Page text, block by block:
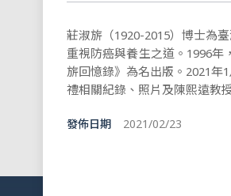
莊淑旂（1920-2015）博士為
重視防癌與養生之道。1996
旂回憶錄》為名出版。2021年
禮相關紀錄、照片及陳熙遠教
發佈日期 2021/02/23